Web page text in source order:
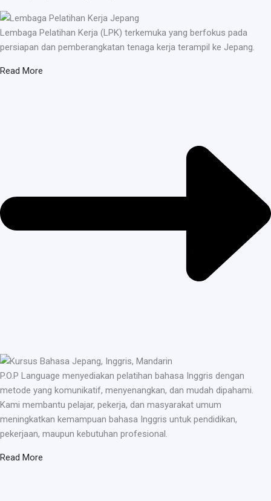
Lembaga Pelatihan Kerja (LPK) terkemuka yang berfokus pada
persiapan dan pemberangkatan tenaga kerja terampil ke Jepang.
Read More
P.O.P Language menyediakan pelatihan bahasa Inggris dengan
metode yang komunikatif, menyenangkan, dan mudah dipahami.
Kami membantu pelajar, pekerja, dan masyarakat umum
meningkatkan kemampuan bahasa Inggris untuk pendidikan,
pekerjaan, maupun kebutuhan profesional.
Read More